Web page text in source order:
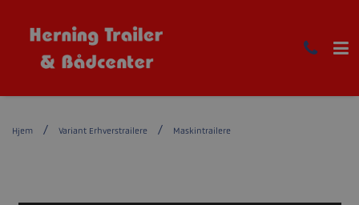
Hjem Variant Erhverstrailere Maskintrailere